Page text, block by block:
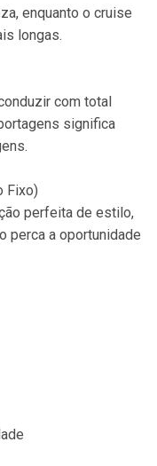
enquanto o cruise
longas.
com total
significa
Fixo)
perfeita de estilo,
perca a oportunidade